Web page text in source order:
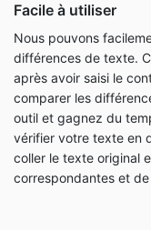
Facile à utiliser
Nous pouvons
différences de texte.
après avoir saisi le
comparer les
outil et gagnez du
vérifier votre texte en
coller le texte original
correspondantes et